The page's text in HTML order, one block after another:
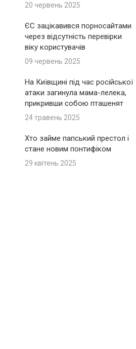
20 червень 2025
ЄС зацікавився порносайтами
через відсутність перевірки
віку користувачів
09 червень 2025
На Київщині під час російської
атаки загинула мама-лелека,
прикривши собою пташенят
24 травень 2025
Хто займе папський престол і
стане новим понтифіком
29 квітень 2025